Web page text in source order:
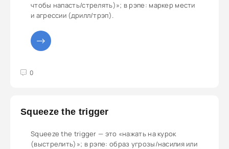
чтобы напасть/стрелять)»; в рэпе: маркер мести
и агрессии (дрилл/трэп).
0
5
Squeeze the trigger
Squeeze the trigger — это «нажать на курок
(выстрелить)»; в рэпе: образ угрозы/насилия или